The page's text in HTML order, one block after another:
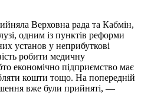
Верховна рада та Кабмін,
одним із пунктів реформи
установ у неприбуткові
робити медичну
економічно підприємство має
кошти тощо. На попередній
вже були прийняті, —